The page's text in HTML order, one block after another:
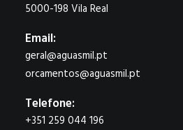
5000-198 Vila Real
Email:
geral@aguasmil.pt
orcamentos@aguasmil.pt
Telefone:
+351 259 044 196